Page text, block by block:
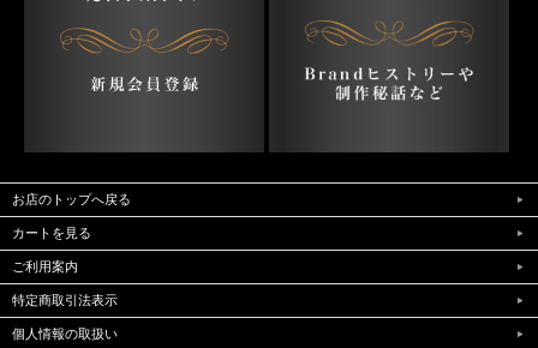
お店のトップへ戻る
カートを見る
ご利用案内
特定商取引法表示
個人情報の取扱い